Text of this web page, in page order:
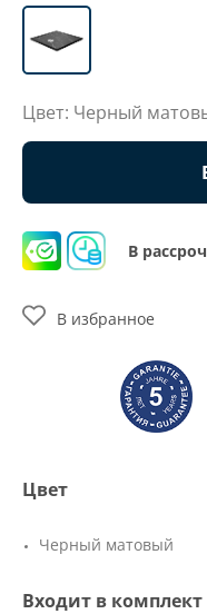
Цвет: Черный
В
В избранное
Цвет
Черный матовый
Входит в комплект